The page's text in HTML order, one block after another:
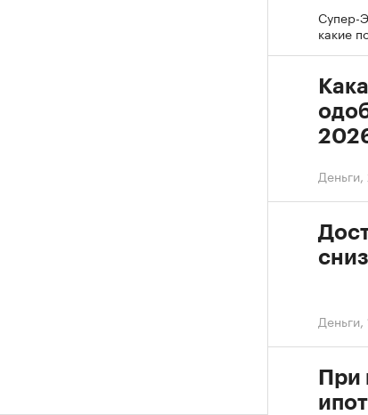
Супер-
какие
Деньги,
Деньги,
При